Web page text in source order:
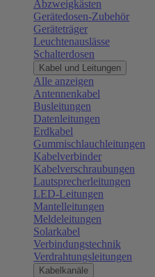
Abzweigkästen
Gerätedosen-Zubehör
Geräteträger
Leuchtenauslässe
Schalterdosen
Kabel und Leitungen
Alle anzeigen
Antennenkabel
Busleitungen
Datenleitungen
Erdkabel
Gummischlauchleitungen
Kabelverbinder
Kabelverschraubungen
Lautsprecherleitungen
LED-Leitungen
Mantelleitungen
Meldeleitungen
Solarkabel
Verbindungstechnik
Verdrahtungsleitungen
Kabelkanäle